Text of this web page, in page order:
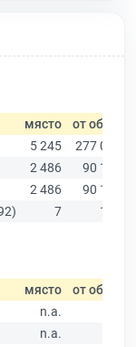
място от общо
5 245
277 019
2 486
90 178
2 486
90 178
7 183
място от общо
n.a.
n.a.